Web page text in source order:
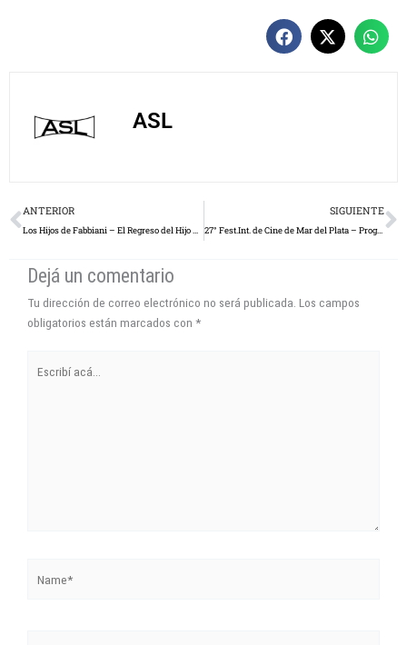
ASL
Prev
ANTERIOR
Los Hijos de Fabbiani – El Regreso del Hijo Pródigo
SIGUIENTE
27° Fest.Int. de Cine de Mar del Plata – Programación Completa y crítica de films que ya vimos…
Dejá un comentario
Tu dirección de correo electrónico no será publicada. Los campos
obligatorios están marcados con *
acá...